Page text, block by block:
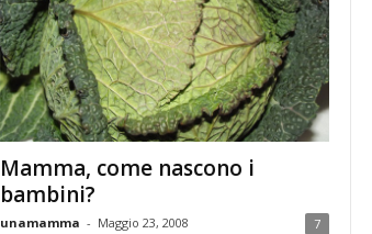
Mamma, come nascono i
bambini?
unamamma - Maggio 23, 2008 7